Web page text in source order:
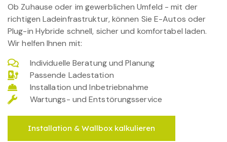
Ob Zuhause oder im gewerblichen Umfeld - mit der
richtigen Ladeinfrastruktur, können Sie E-Autos oder
Plug-in Hybride schnell, sicher und komfortabel laden.
Wir helfen Ihnen mit:
Individuelle Beratung und Planung
Passende Ladestation
Installation und Inbetriebnahme
Wartungs- und Entstörungsservice
Installation & Wallbox kalkulieren